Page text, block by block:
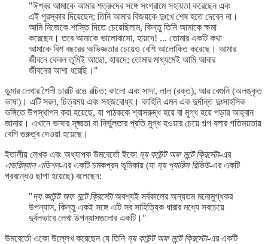
"ঈশ্বর আমাকে আমার শত্রুদের সঙ্গে সংগ্রামে সহায়তা করেছেন এবং
এই পুরস্কার দিয়েছেন; তিনি আমার বিজয়কে দুঃখে শেষ হতে দেবেন না।
আমি নিজেকে শাস্তি দিতে চেয়েছিলাম, কিন্তু তিনি আমাকে ক্ষমা
করেছেন। তবে আমাকে ভালোবাসো, হায়দে! ... তোমার একটি কথা
আমাকে বিশ বছরের অভিজ্ঞতার চেয়েও বেশি আলোকিত করেছে। আমার
জীবনে কেবল তুমিই আছো, হায়দে; তোমার মাধ্যমেই আমি আবার
জীবনের আশা ধরেছি।"
ডুমার লেখার শৈলী চারটি রঙে রচিত: কালো এবং সাদা, লাল (রক্ত), আর বেগুনি (অলঙ্কৃত
ভাষা)। এটি সরল, চিত্রময় এবং সহজবোধ্য। কাহিনি এমন এক দুর্দান্ত দুঃসাহসিক
ভঙ্গিতে উপস্থাপন করা হয়েছে, যা পাঠককে শ্বাসরুদ্ধ হয়ে বা মুগ্ধ হয়ে পড়ার আহ্বান
জানায়। এখানে ভাষার সূক্ষ্মতা বা নির্ভুলতার প্রতি মুগ্ধ হওয়ার চেয়ে গল্প বলার গতিময়তায়
বেশি গুরুত্ব দেওয়া হয়েছে।
ইতালীয় লেখক এবং অধ্যাপক উমবের্তো ইকো দ্য কাউন্ট অফ মন্টে ক্রিস্টো-এর
এভরিম্যান এডিশন-এর একটি চমকপ্রদ ভূমিকায় (যা দ্য প্যারিস রিভিউ-এর একটি
প্রবন্ধেও ছাপা হয়েছে) বলেছেন:
"দ্য কাউন্ট অফ মন্টে ক্রিস্টোঅবশ্যই সর্বকালের অন্যতম মনোমুগ্ধকর
উপন্যাস, কিন্তু একই সঙ্গে এটি সব সাহিত্যিক ধারার মধ্যে সবচেয়ে
দুর্বলভাবে লেখা উপন্যাসগুলোর একটি।"
উমবের্তো একো উল্লেখ করেছেন যে তিনি দ্য কাউন্ট অফ মন্টে ক্রিস্টো-এর একটি